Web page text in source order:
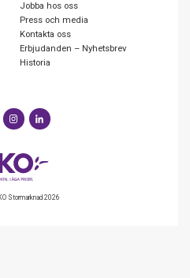
Jobba hos oss
Press och media
Kontakta oss
Erbjudanden – Nyhetsbrev
Historia
Stormarknad 2026